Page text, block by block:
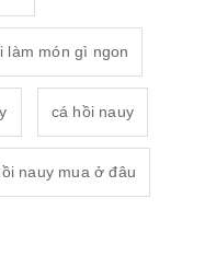
làm món gì ngon
cá hồi nauy
nauy mua ở đâu